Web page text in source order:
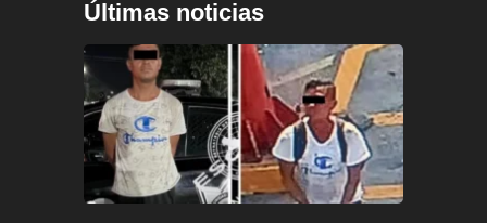
Últimas noticias